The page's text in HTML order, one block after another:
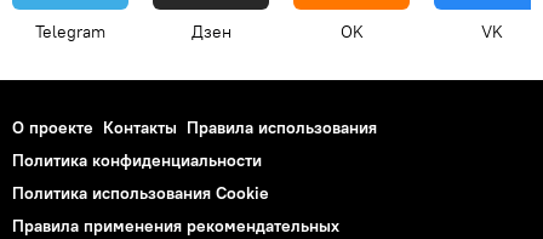
Telegram Дзен OK VK
О проекте Контакты Правила использования
Политика конфиденциальности
Политика использования Cookie
Правила применения рекомендательных